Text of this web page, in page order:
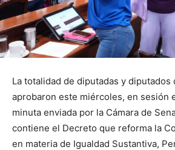
La totalidad de diputadas y diputados
aprobaron este miércoles, en sesión
minuta enviada por la Cámara de
contiene el Decreto que reforma la
en materia de Igualdad Sustantiva,